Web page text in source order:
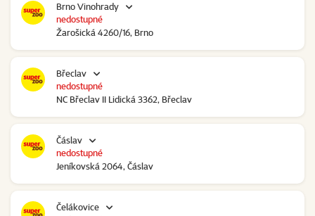
Brno Vinohrady
Žarošická 4260/16, Brno
nedostupné
Břeclav
NC Břeclav II Lidická 3362, Břeclav
nedostupné
Čáslav
Jeníkovská 2064, Čáslav
nedostupné
Čelákovice